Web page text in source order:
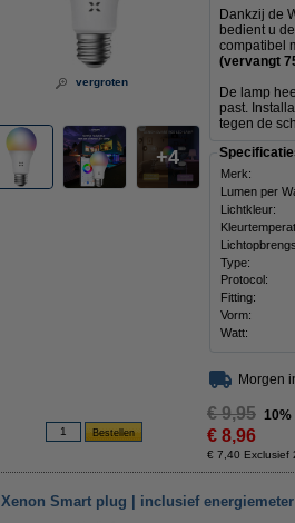
vergroten
4
Dankzij de
bedient u
compatibel
(vervangt
De lamp
past.
tegen de
Merk:
Lumen per
Lichtkleur:
Type:
Protocol:
Fitting:
Vorm:
Watt:
Morgen
€ 9,95
€ 8,96
€ 7,40 Exclusief
Xenon Smart plug | inclusief